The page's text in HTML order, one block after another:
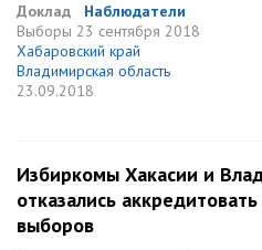
Доклад
Наблюдатели
Выборы 23 сентября 2018
Хабаровский край
Владимирская область
23.09.2018
Избиркомы Хакасии и
отказались
выборов